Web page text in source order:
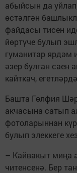
абыйсын да
өстәлгән
файдасы тисен
йөртүче булып
гуманитар ярдәм
әзер булган саен
кайткач,
Башта Гөлфия
акчасына сатып
фотоларыннан
булып элеккеге
– Кайвакыт миңа
читенсенә. Бер